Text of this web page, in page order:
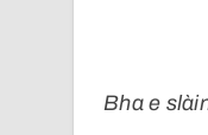
Bha e